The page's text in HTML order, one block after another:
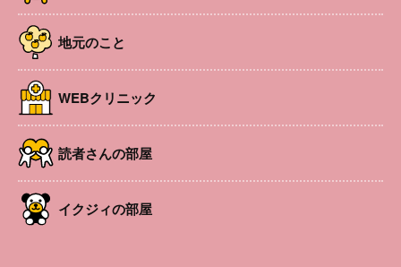
地元のこと
WEBクリニック
読者さんの部屋
イクジィの部屋
と一緒に体験できる。
母子手帳、バスタオル持参。
開催日
時間
場所 スタジオ Stay Axis(松本市梓川梓)
参加費 無料
対象者 妊娠15週以降の方(医師の同意を得ている方)
定員
後援
講師・出演 助産師/健康運動指導士 小林文子